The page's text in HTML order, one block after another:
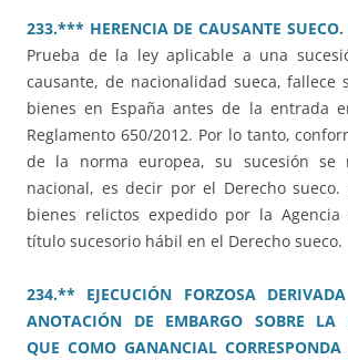
233.*** HERENCIA DE CAUSANTE SUECO.
Prueba de la ley aplicable a una
causante, de nacionalidad sueca, fallece
bienes en España antes de la entrada
Reglamento 650/2012. Por lo tanto,
de la norma europea, su sucesión
nacional, es decir por el Derecho
bienes relictos expedido por la
título sucesorio hábil en el Derecho sueco.
234.** EJECUCIÓN FORZOSA
ANOTACIÓN DE EMBARGO SOBRE LA
QUE COMO GANANCIAL CORRESPONDA